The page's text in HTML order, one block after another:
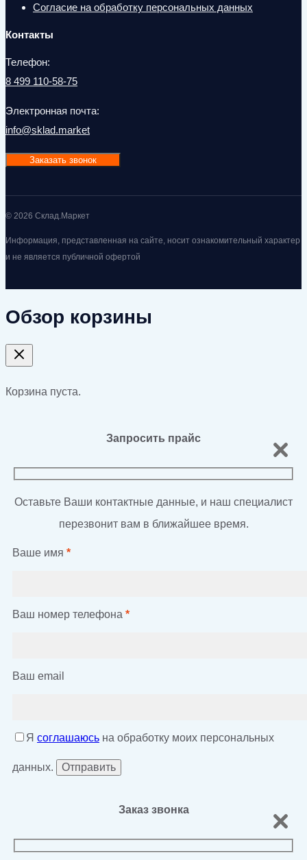
Согласие на обработку персональных данных
Контакты
Телефон:
8 499 110-58-75
Электронная почта:
info@sklad.market
Заказать звонок
© 2026 Склад.Маркет
Информация, представленная на сайте, носит ознакомительный характер
и не является публичной офертой
Обзор корзины
Корзина пуста.
Запросить прайс
Оставьте Ваши контактные данные, и наш специалист
перезвонит вам в ближайшее время.
Ваше имя *
Ваш номер телефона *
Ваш email
Я соглашаюсь на обработку моих персональных
данных.
Заказ звонка